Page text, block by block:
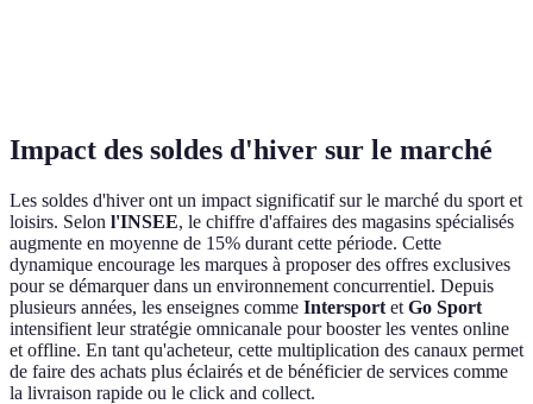
Impact des soldes d'hiver sur le marché
Les soldes d'hiver ont un impact significatif sur le marché du sport et
loisirs. Selon l'INSEE, le chiffre d'affaires des magasins spécialisés
augmente en moyenne de 15% durant cette période. Cette
dynamique encourage les marques à proposer des offres exclusives
pour se démarquer dans un environnement concurrentiel. Depuis
plusieurs années, les enseignes comme Intersport et Go Sport
intensifient leur stratégie omnicanale pour booster les ventes online
et offline. En tant qu'acheteur, cette multiplication des canaux permet
de faire des achats plus éclairés et de bénéficier de services comme
la livraison rapide ou le click and collect.